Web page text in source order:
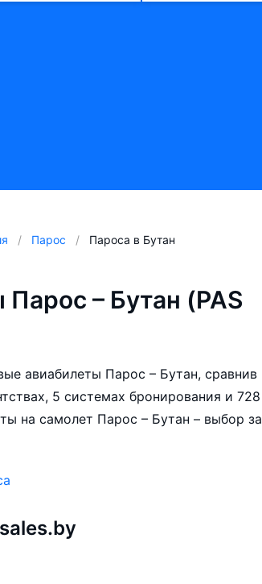
Парос Пароса в Бутан
– Бутан (PAS
авиабилеты Парос – Бутан, сравнив
5 системах бронирования и 728
на самолет Парос – Бутан – выбор за